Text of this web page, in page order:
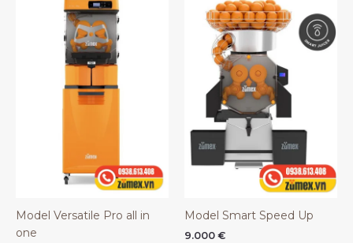
Model Versatile Pro all in
one
Model Smart Speed Up
9.000 €